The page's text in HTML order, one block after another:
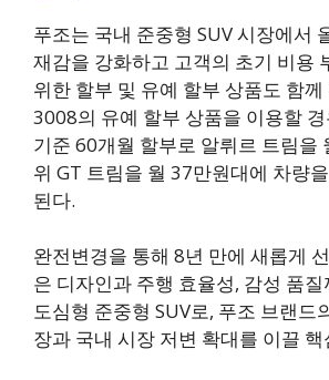
푸조는 국내 준중형 SUV 시장에서
재감을 강화하고 고객의 초기 비용
위한 할부 및 유예 할부 상품도 함
3008의 유예 할부 상품을 이용할
기준 60개월 할부로 알뤼르 트림을
위 GT 트림을 월 37만원대에 차량
된다.
완전변경을 통해 8년 만에 새롭게
은 디자인과 주행 효율성, 감성 품
도심형 준중형 SUV로, 푸조 브랜드
장과 국내 시장 저변 확대를 이끌